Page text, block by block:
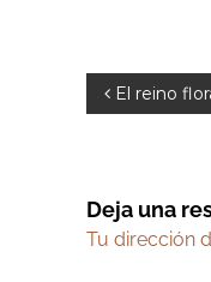
e
g
El reino
Deja una
Tu dirección